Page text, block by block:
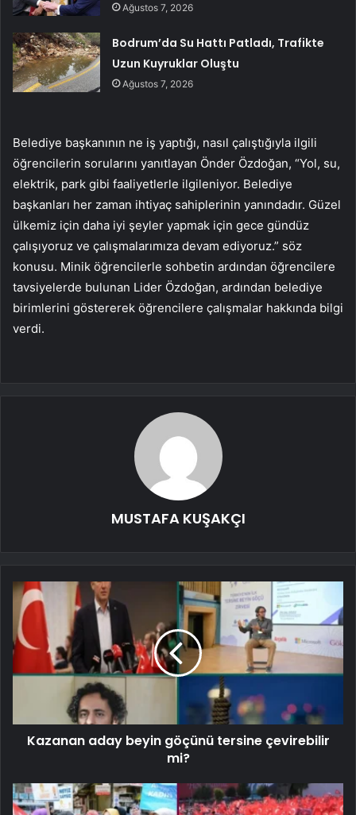
Ağustos 7, 2026
Bodrum’da Su Hattı Patladı, Trafikte
Uzun Kuyruklar Oluştu
Ağustos 7, 2026
Belediye başkanının ne iş yaptığı, nasıl çalıştığıyla ilgili
öğrencilerin sorularını yanıtlayan Önder Özdoğan, “Yol, su,
elektrik, park gibi faaliyetlerle ilgileniyor. Belediye
başkanları her zaman ihtiyaç sahiplerinin yanındadır. Güzel
ülkemiz için daha iyi şeyler yapmak için gece gündüz
çalışıyoruz ve çalışmalarımıza devam ediyoruz.” söz
konusu. Minik öğrencilerle sohbetin ardından öğrencilere
tavsiyelerde bulunan Lider Özdoğan, ardından belediye
birimlerini göstererek öğrencilere çalışmalar hakkında bilgi
verdi.
MUSTAFA KUŞAKÇI
Kazanan aday beyin göçünü tersine çevirebilir
mi?